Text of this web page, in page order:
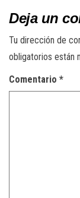
Deja un
Tu dirección de
obligatorios están
Comentario *